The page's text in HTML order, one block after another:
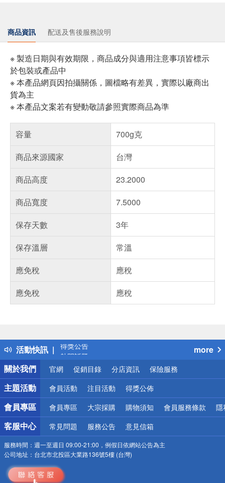
商品資訊 配送及售後服務說明
※ 製造日期與有效期限，商品成分與適用注意事項皆標示
於包裝或產品中
※ 本產品網頁因拍攝關係，圖檔略有差異，實際以廠商出
貨為主
※ 本產品文案若有變動敬請參照實際商品為準
容量
700g克
商品來源國家
台灣
商品高度
23.2000
商品寬度
7.5000
保存天數
3年
保存溫層
常溫
應免稅
應稅
應免稅
應稅
活動快訊
得獎公告
熱門話題
銀行優惠
偏遠地區配送
詐騙網頁！請小心！
more
關於我們
官網 促銷目錄 分店資訊 保險服務
主題活動 會員活動 注目活動 得獎公佈
會員專區 會員專區 大宗採購 購物須知 會員服務條款 隱
客服中心 常見問題 服務公告 意見信箱
服務時間： 週一至週日 09:00-21:00，例假日依網站公告為主
公司地址： 台北市北投區大業路136號5樓 (台灣)